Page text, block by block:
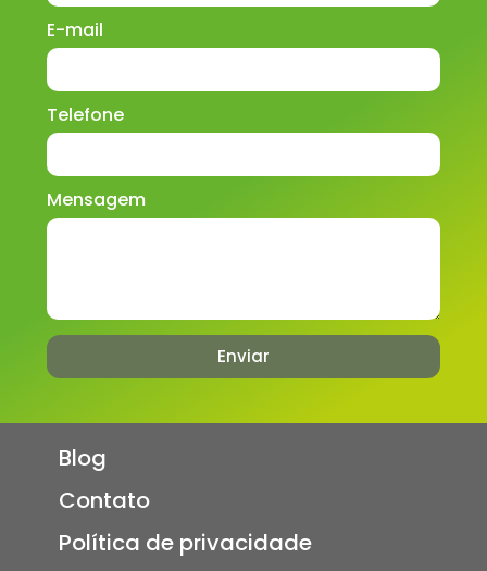
E-mail
Telefone
Mensagem
Enviar
Blog
Contato
Política de privacidade